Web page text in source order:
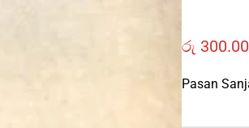
රු 300.00
Pasan